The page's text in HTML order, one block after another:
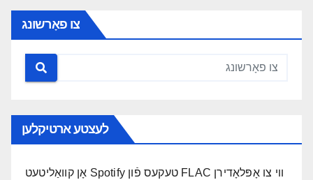
צו פאָרשונג
לעצטע ארטיקלען
ווי צו אָפּלאָדירן FLAC טעקעס פֿון Spotify אָן קוואַליטעט